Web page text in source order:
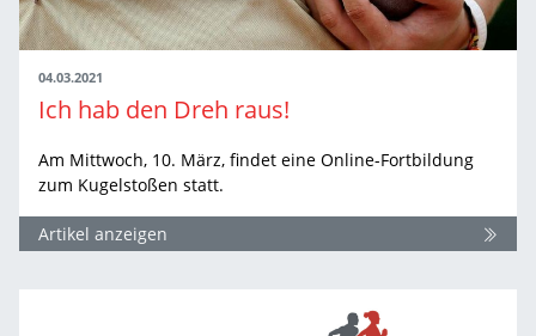
04.03.2021
Ich hab den Dreh raus!
Am Mittwoch, 10. März, findet eine Online-Fortbildung
zum Kugelstoßen statt.
Artikel anzeigen